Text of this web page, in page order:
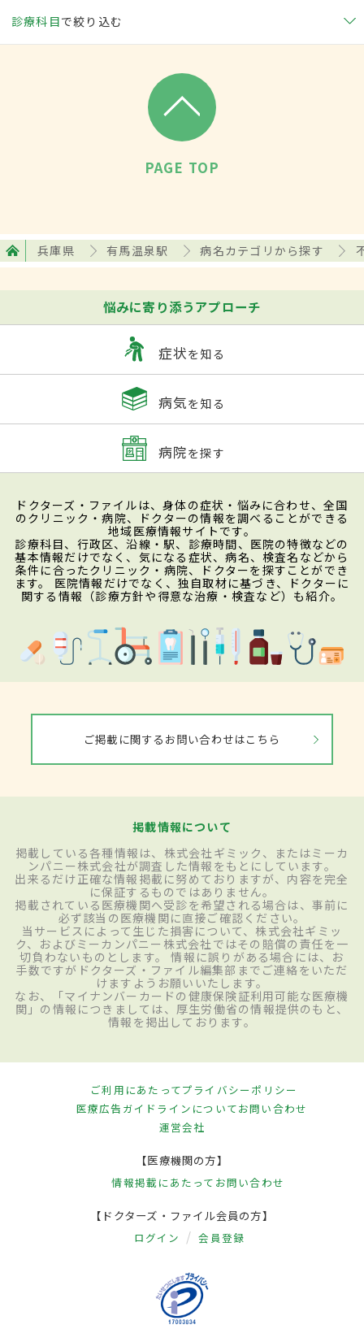
診療科目で絞り込む
PAGE TOP
兵庫県 有馬温泉駅 病名カテゴリから探す
悩みに寄り添うアプローチ
症状を知る
病気を知る
病院を探す
ドクターズ・ファイルは、身体の症状・悩みに合わせ、全国
のクリニック・病院、ドクターの情報を調べることができる
地域医療情報サイトです。
診療科目、行政区、沿線・駅、診療時間、医院の特徴などの
基本情報だけでなく、気になる症状、病名、検査名などから
条件に合ったクリニック・病院、ドクターを探すことができ
ます。 医院情報だけでなく、独自取材に基づき、ドクターに
関する情報（診療方針や得意な治療・検査など）も紹介。
ご掲載に関するお問い合わせはこちら
掲載情報について
掲載している各種情報は、株式会社ギミック、またはミーカ
ンパニー株式会社が調査した情報をもとにしています。
出来るだけ正確な情報掲載に努めておりますが、内容を完全
に保証するものではありません。
掲載されている医療機関へ受診を希望される場合は、事前に
必ず該当の医療機関に直接ご確認ください。
当サービスによって生じた損害について、株式会社ギミッ
ク、およびミーカンパニー株式会社ではその賠償の責任を一
切負わないものとします。 情報に誤りがある場合には、お
手数ですがドクターズ・ファイル編集部までご連絡をいただ
けますようお願いいたします。
なお、「マイナンバーカードの健康保険証利用可能な医療機
関」の情報につきましては、厚生労働省の情報提供のもと、
情報を掲出しております。
ご利用にあたってプライバシーポリシー
医療広告ガイドラインについてお問い合わせ
運営会社
【医療機関の方】
情報掲載にあたって お問い合わせ
【ドクターズ・ファイル会員の方】
ログイン 会員登録